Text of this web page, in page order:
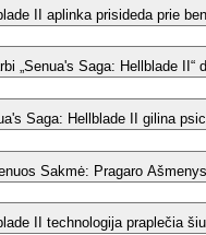
II aplinka prisideda prie
„Senua's Saga: Hellblade
Saga: Hellblade II gilina
Sakmė: Pragaro
II technologija praplečia